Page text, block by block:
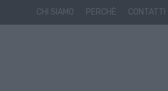
CHI SIAMO PERCHÈ CONTATTI